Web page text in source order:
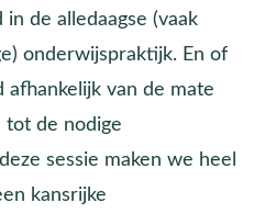
de alledaagse (vaak
onderwijspraktijk. En of
afhankelijk van de mate
tot de nodige
sessie maken we heel
kansrijke